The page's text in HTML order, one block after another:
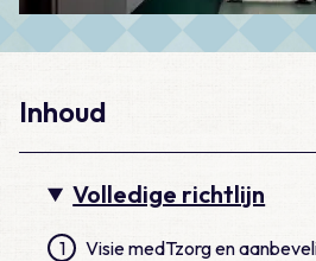
Inhoud
Volledige richtlijn
1
Visie medTzorg en